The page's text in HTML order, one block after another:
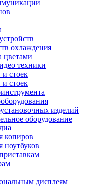
охлаждения
цветами
техники
стоек
стоек
изделий
оборудование
копиров
ноутбуков
дисплеям